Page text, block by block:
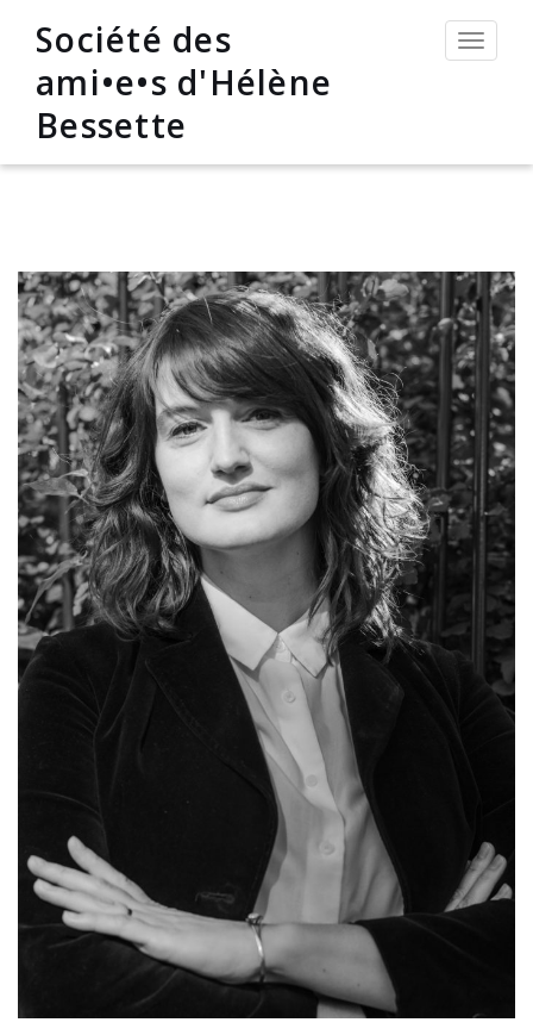
Société des
ami•e•s d'Hélène
Bessette